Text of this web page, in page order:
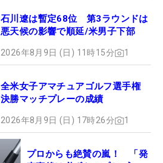
石川遼は暫定68位 第3ラウンドは
悪天候の影響で順延/米男子下部
2026年8月9日 (日) 11時15分 1
全米女子アマチュアゴルフ選手権
決勝マッチプレーの成績
2026年8月9日 (日) 17時26分 1
プロからも絶賛の嵐！ 「発